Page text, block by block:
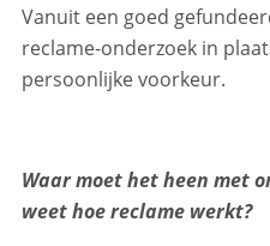
Vanuit een goed
reclame-onderzoek in
persoonlijke voorkeur.
Waar moet het heen met
weet hoe reclame werkt?